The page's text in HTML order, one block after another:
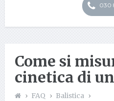
030
Come si
cinetica di
FAQ
Balistica